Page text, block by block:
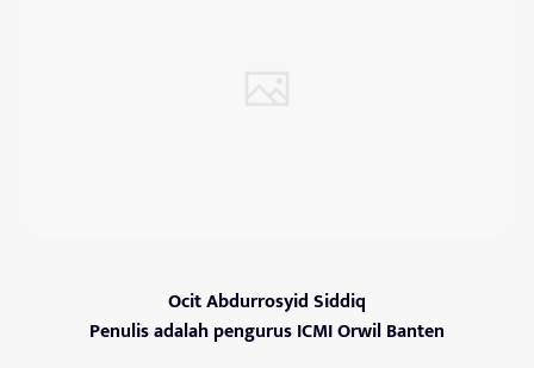
Ocit Abdurrosyid Siddiq
Penulis adalah pengurus ICMI Orwil Banten